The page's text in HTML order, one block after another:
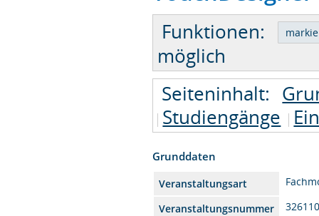
Funktionen:
möglich
Seiteninhalt:
Studiengänge
Grunddaten
Veranstaltungsart
Veranstaltungsnummer